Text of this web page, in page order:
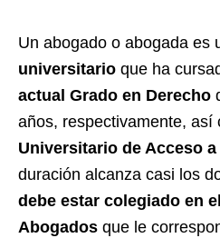
Un abogado o abogada es
universitario que ha
actual Grado en Derecho
años, respectivamente, así
Universitario de Acceso
duración alcanza casi los
debe estar colegiado en
Abogados que le